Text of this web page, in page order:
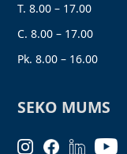
T. 8.00 – 17.00
C. 8.00 – 17.00
Pk. 8.00 – 16.00
SEKO MUMS